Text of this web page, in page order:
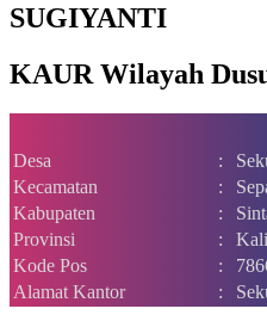
SUGIYANTI
KAUR Wilayah
Desa :
Kecamatan
:
Kabupaten
:
Provinsi
:
Kode Pos
:
Alamat Kantor
: